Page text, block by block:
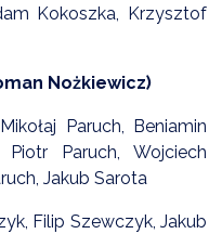
Kokoszka, Krzysztof
Nożkiewicz)
Paruch, Beniamin
Piotr Paruch, Wojciech
Jakub Sarota
Filip Szewczyk, Jakub